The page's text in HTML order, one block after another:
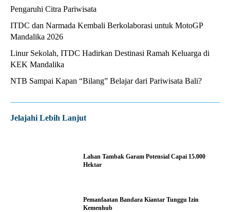
Pengaruhi Citra Pariwisata
ITDC dan Narmada Kembali Berkolaborasi untuk MotoGP
Mandalika 2026
Linur Sekolah, ITDC Hadirkan Destinasi Ramah Keluarga di
KEK Mandalika
NTB Sampai Kapan “Bilang” Belajar dari Pariwisata Bali?
Jelajahi Lebih Lanjut
Lahan Tambak Garam Potensial Capai 15.000
Hektar
Pemanfaatan Bandara Kiantar Tunggu Izin
Kemenhub